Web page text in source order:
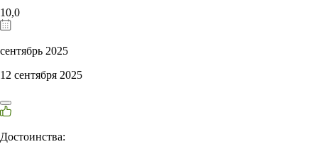
10,0
сентябрь 2025
12 сентября 2025
Достоинства: